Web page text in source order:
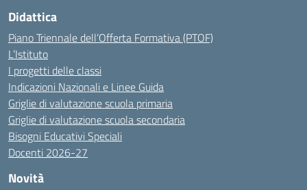
Didattica
Piano Triennale dell’Offerta Formativa (PTOF)
L’Istituto
I progetti delle classi
Indicazioni Nazionali e Linee Guida
Griglie di valutazione scuola primaria
Griglie di valutazione scuola secondaria
Bisogni Educativi Speciali
Docenti 2026-27
Novità